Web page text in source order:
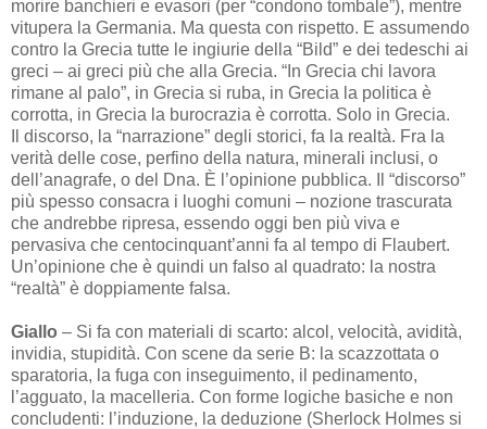
morire banchieri e evasori (per “condono tombale”), mentre
vitupera la Germania. Ma questa con rispetto. E assumendo
contro la Grecia tutte le ingiurie della “Bild” e dei tedeschi ai
greci – ai greci più che alla Grecia. “In Grecia chi lavora
rimane al palo”, in Grecia si ruba, in Grecia la politica è
corrotta, in Grecia la burocrazia è corrotta. Solo in Grecia.
Il discorso, la “narrazione” degli storici, fa la realtà. Fra la
verità delle cose, perfino della natura, minerali inclusi, o
dell’anagrafe, o del Dna. È l’opinione pubblica. Il “discorso”
più spesso consacra i luoghi comuni – nozione trascurata
che andrebbe ripresa, essendo oggi ben più viva e
pervasiva che centocinquant’anni fa al tempo di Flaubert.
Un’opinione che è quindi un falso al quadrato: la nostra
“realtà” è doppiamente falsa.
Giallo – Si fa con materiali di scarto: alcol, velocità, avidità,
invidia, stupidità. Con scene da serie B: la scazzottata o
sparatoria, la fuga con inseguimento, il pedinamento,
l’agguato, la macelleria. Con forme logiche basiche e non
concludenti: l’induzione, la deduzione (Sherlock Holmes si